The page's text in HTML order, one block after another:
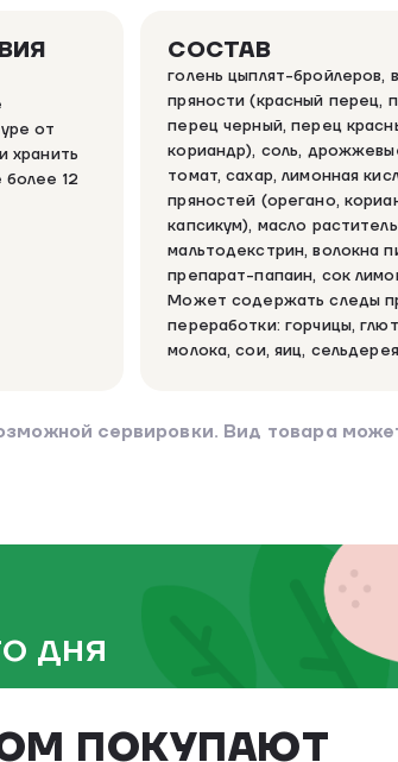
от
хранить
12
СОСТАВ
голень цыплят-бройлеров,
пряности (красный перец,
перец черный, перец
кориандр), соль,
томат, сахар, лимонная
пряностей (орегано,
капсикум), масло
мальтодекстрин, волокна
препарат-папаин, сок
Может содержать следы
переработки: горчицы,
молока, сои, яиц,
сервировки. Вид товара
ДНЯ
ПОКУПАЮТ